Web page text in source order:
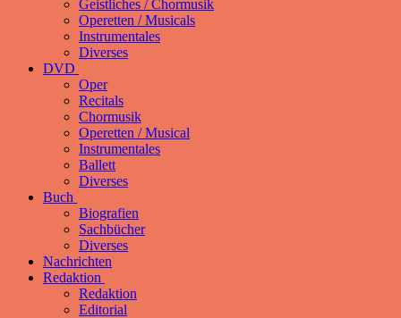
Geistliches / Chormusik
Operetten / Musicals
Instrumentales
Diverses
DVD
Oper
Recitals
Chormusik
Operetten / Musical
Instrumentales
Ballett
Diverses
Buch
Biografien
Sachbücher
Diverses
Nachrichten
Redaktion
Redaktion
Editorial